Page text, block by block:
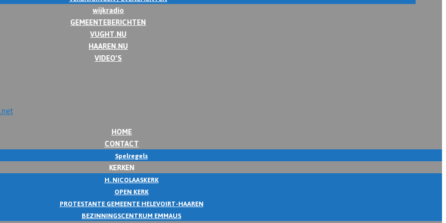
wijkradio
GEMEENTEBERICHTEN
VUGHT.NU
HAAREN.NU
VIDEO’S
HOME
CONTACT
Spelregels
KERKEN
H. NICOLAASKERK
OPEN KERK
PROTESTANTE GEMEENTE HELEVOIRT-HAAREN
BEZINNINGSCENTRUM EMMAUS